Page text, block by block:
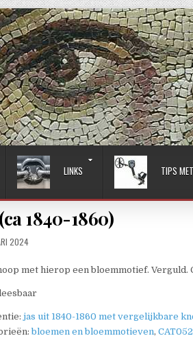
LINKS TIPS
1840-1860)
DATE:
2024
met hierop een bloemmotief. Verguld.
jas uit 1840-1860 met vergelijkbare
bloemen en bloemmotieven,CAT052